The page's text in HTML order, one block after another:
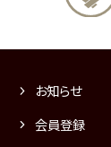
お知らせ
会員登録